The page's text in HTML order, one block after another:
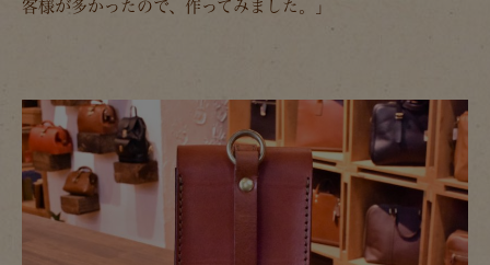
客様が多かったので、作ってみました。」